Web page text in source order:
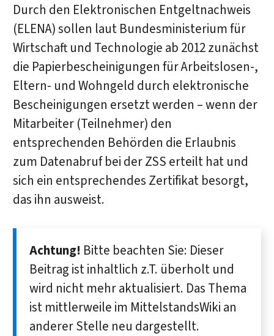
Durch den Elektronischen Entgeltnachweis
(ELENA) sollen laut Bundesministerium für
Wirtschaft und Technologie ab 2012 zunächst
die Papierbescheinigungen für Arbeitslosen-,
Eltern- und Wohngeld durch elektronische
Bescheinigungen ersetzt werden – wenn der
Mitarbeiter (Teilnehmer) den
entsprechenden Behörden die Erlaubnis
zum Datenabruf bei der ZSS erteilt hat und
sich ein entsprechendes Zertifikat besorgt,
das ihn ausweist.
Achtung! Bitte beachten Sie: Dieser
Beitrag ist inhaltlich z.T. überholt und
wird nicht mehr aktualisiert. Das Thema
ist mittlerweile im MittelstandsWiki an
anderer Stelle neu dargestellt.